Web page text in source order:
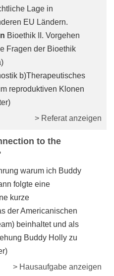
Lage in
EU Ländern.
Bioethik II. Vorgehen
Fragen der Bioethik
b)Therapeutisches
reproduktiven Klonen
> Referat anzeigen
to the
warum ich Buddy
folgte eine
kurze
der Americanischen
beinhaltet und als
Buddy Holly zu
> Hausaufgabe anzeigen